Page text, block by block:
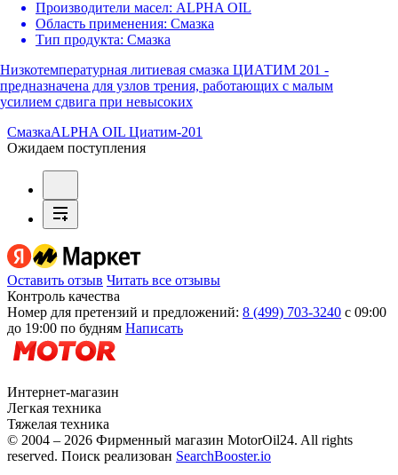
Производители масел: ALPHA OIL
Область применения: Смазка
Тип продукта: Смазка
Низкотемпературная литиевая смазка ЦИАТИМ 201 -
предназначена для узлов трения, работающих с малым
усилием сдвига при невысоких
СмазкаALPHA OIL Циатим-201
Ожидаем поступления
Оставить отзыв Читать все отзывы
Контроль качества
Номер для претензий и предложений: 8 (499) 703-3240 с 09:00
до 19:00 по будням Написать
Интернет-магазин
Легкая техника
Тяжелая техника
© 2004 – 2026 Фирменный магазин MotorOil24. All rights
reserved. Поиск реализован SearchBooster.io